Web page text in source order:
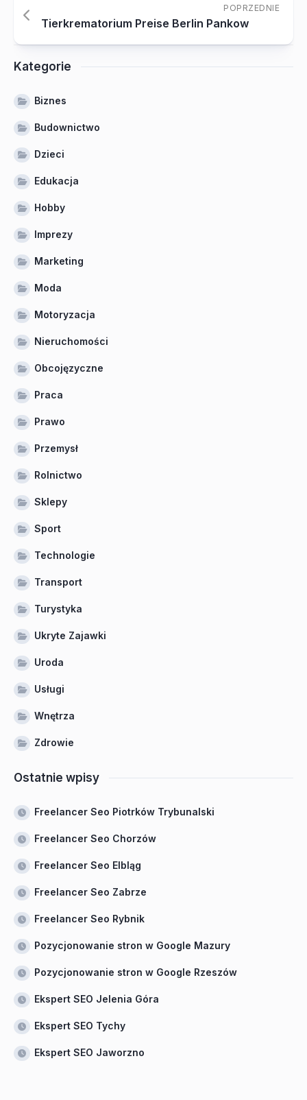
POPRZEDNIE
Tierkrematorium Preise Berlin Pankow
Kategorie
Biznes
Budownictwo
Dzieci
Edukacja
Hobby
Imprezy
Marketing
Moda
Motoryzacja
Nieruchomości
Obcojęzyczne
Praca
Prawo
Przemysł
Rolnictwo
Sklepy
Sport
Technologie
Transport
Turystyka
Ukryte Zajawki
Uroda
Usługi
Wnętrza
Zdrowie
Ostatnie wpisy
Freelancer Seo Piotrków Trybunalski
Freelancer Seo Chorzów
Freelancer Seo Elbląg
Freelancer Seo Zabrze
Freelancer Seo Rybnik
Pozycjonowanie stron w Google Mazury
Pozycjonowanie stron w Google Rzeszów
Ekspert SEO Jelenia Góra
Ekspert SEO Tychy
Ekspert SEO Jaworzno